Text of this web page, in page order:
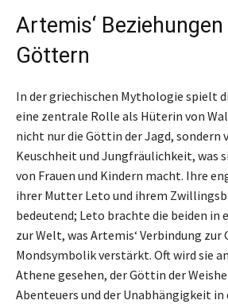
Artemis‘
Göttern
In der griechischen Mythologie spielt
eine zentrale Rolle als Hüterin von
nicht nur die Göttin der Jagd, sondern
Keuschheit und Jungfräulichkeit, was
von Frauen und Kindern macht. Ihre
ihrer Mutter Leto und ihrem
bedeutend; Leto brachte die beiden in
zur Welt, was Artemis‘ Verbindung zur
Mondsymbolik verstärkt. Oft wird sie
Athene gesehen, der Göttin der
Abenteuers und der Unabhängigkeit in